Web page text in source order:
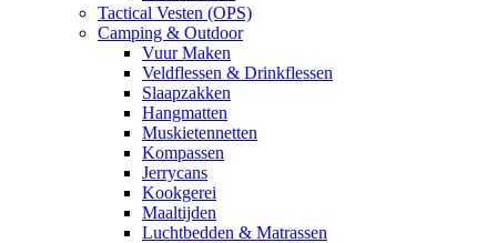
Tactical Vesten (OPS)
Camping & Outdoor
Vuur Maken
Veldflessen & Drinkflessen
Slaapzakken
Hangmatten
Muskietennetten
Kompassen
Jerrycans
Kookgerei
Maaltijden
Luchtbedden & Matrassen